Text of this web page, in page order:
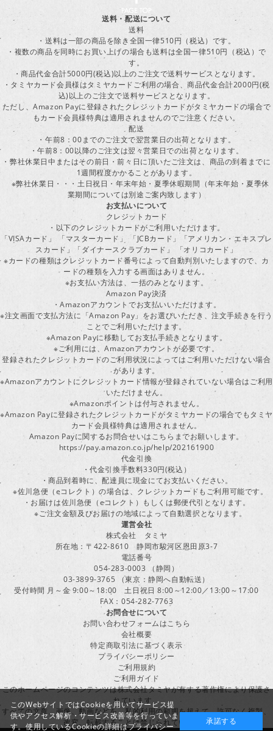
送料・配送について
送料
・送料は一部の商品を除き全国一律510円（税込）です。
・複数の商品を同時にお買い上げの場合も送料は全国一律510円（税込）で
す。
・商品代金合計5000円(税込)以上のご注文で送料サービスとなります。
・タミヤカード会員様はタミヤカードご利用の場合、商品代金合計2000円(税
込)以上のご注文で送料サービスとなります。
ただし、Amazon Payに登録されたクレジットカードがタミヤカードの場合で
もカード会員様特典は適用されませんのでご注意ください。
配送
・午前8：00までのご注文で翌営業日の出荷となります。
・午前8：00以降のご注文は翌々営業日での出荷となります。
・弊社休業日中またはその前日・前々日に頂いたご注文は、商品の到着までに
1週間程度かかることがあります。
※弊社休業日・・・土日祝日・年末年始・夏季休暇期間（年末年始・夏季休
業期間については別途ご案内致します）
お支払いについて
クレジットカード
・以下のクレジットカードがご利用いただけます。
「VISAカード」 「マスターカード」 「JCBカード」「アメリカン・エキスプレ
スカード」「ダイナースクラブカード」 「オリコカード」
※カードの種類はクレジットカード番号によって自動判別いたしますので、カ
ードの種類を入力する画面はありません。
※お支払い方法は、一括のみとなります。
Amazon Pay決済
・Amazonアカウントでお支払いいただけます。
※注文画面で支払方法に「Amazon Pay」をお選びいただき、注文手続きを行う
ことでご利用いただけます。
※Amazon Payに移動してお支払手続きとなります。
※ご利用には、Amazonアカウントが必要です。
登録されたクレジットカードのご利用状況によってはご利用いただけない場合
があります。
※Amazonアカウントにクレジットカード情報が登録されていない場合はご利用
いただけません。
※Amazonポイントは付与されません。
※Amazon Payに登録されたクレジットカードがタミヤカードの場合でもタミヤ
カード会員様特典は適用されません。
Amazon Payに関するお問合せいはこちらまでお願いします。
https://pay.amazon.co.jp/help/202161900
代金引換
・代金引換手数料330円(税込）
・商品到着時に、配達員に現金にてお支払いください。
※佐川急便（eコレクト）の場合は、クレジットカードもご利用可能です。
・お届けは佐川急便（eコレクト）もしくは郵便代引となります。
※ご注文金額及びお届けの地域によって自動選択となります。
運営会社
株式会社 タミヤ
所在地：〒422-8610 静岡市駿河区恩田原3-7
電話番号
054-283-0003 （静岡）
03-3899-3765 （東京：静岡へ自動転送）
受付時間 月～金 9:00～18:00 土日祝日 8:00～12:00／13:00～17:00
FAX：054-282-7763
お問合せについて
お問い合わせフォームはこちら
会社概要
特定商取引法に基づく表示
プライバシーポリシー
ご利用規約
ご利用ガイド
このホームページのコンテンツは株式会社タミヤが有する著作権により保護さ
れています。
すべての文章、画像、動画などを、私的利用の範囲を超えて、許可なく複製、
改変、転載することは禁じられています。
このWebサイトではCookieを用いてサービス提
供やアクセス解析・サービス改善等を行っていま
す。使用しているCookieの詳細はプライバシー
承諾する